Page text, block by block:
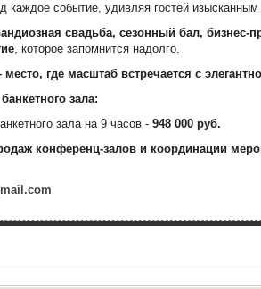
каждое событие, удивляя гостей
свадьба, сезонный бал, бизнес-
, которое запомнится надолго.
где масштаб встречается с
зала:
зала на 9 часов - 948 000 руб.
конференц-залов и координации